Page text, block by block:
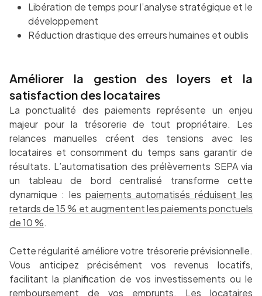
Libération de temps pour l’analyse stratégique et le
développement
Réduction drastique des erreurs humaines et oublis
Améliorer la gestion des loyers et la
satisfaction des locataires
La ponctualité des paiements représente un enjeu
majeur pour la trésorerie de tout propriétaire. Les
relances manuelles créent des tensions avec les
locataires et consomment du temps sans garantir de
résultats. L’automatisation des prélèvements SEPA via
un tableau de bord centralisé transforme cette
dynamique : les paiements automatisés réduisent les
retards de 15 % et augmentent les paiements ponctuels
de 10 %.
Cette régularité améliore votre trésorerie prévisionnelle.
Vous anticipez précisément vos revenus locatifs,
facilitant la planification de vos investissements ou le
remboursement de vos emprunts. Les locataires